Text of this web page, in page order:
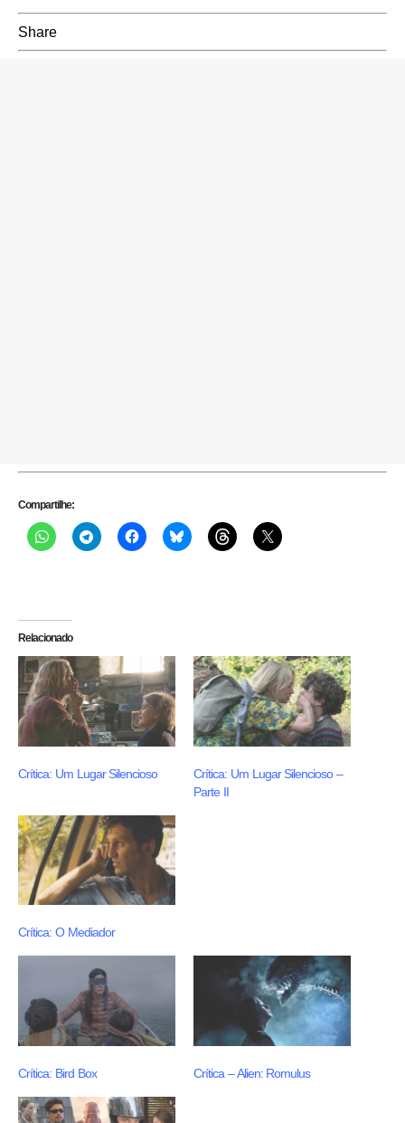
Share
Compartilhe:
Relacionado
Crítica: Um Lugar Silencioso
Crítica: Um Lugar Silencioso –
Parte II
Crítica: O Mediador
Crítica: Bird Box Crítica – Alien: Romulus